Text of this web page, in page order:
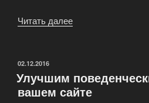
Читать далее
ОПУБЛИКОВАНО
02.12.2016
Улучшим
вашем сайте